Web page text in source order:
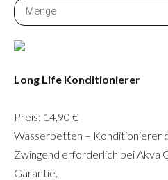
Long Life Konditionierer
Preis: 14,90 €
Wasserbetten – Konditionierer
Zwingend erforderlich bei Akva
Garantie.